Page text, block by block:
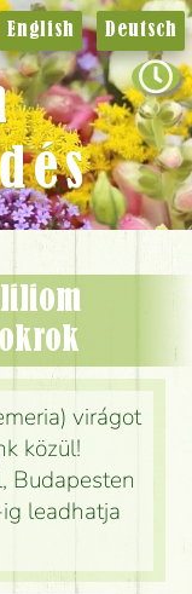
virágot
közül!
Budapesten
leadhatja
English Deutsch